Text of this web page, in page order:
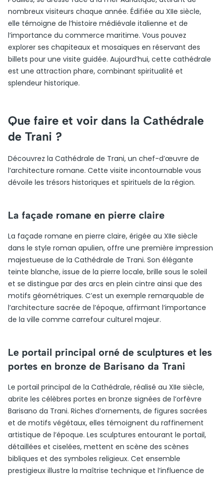
nombreux visiteurs chaque année. Édifiée au XIIe siècle,
elle témoigne de l’histoire médiévale italienne et de
l’importance du commerce maritime. Vous pouvez
explorer ses chapiteaux et mosaïques en réservant des
billets pour une visite guidée. Aujourd’hui, cette cathédrale
est une attraction phare, combinant spiritualité et
splendeur historique.
Que faire et voir dans la Cathédrale
de Trani ?
Découvrez la Cathédrale de Trani, un chef-d’œuvre de
l’architecture romane. Cette visite incontournable vous
dévoile les trésors historiques et spirituels de la région.
La façade romane en pierre claire
La façade romane en pierre claire, érigée au XIIe siècle
dans le style roman apulien, offre une première impression
majestueuse de la Cathédrale de Trani. Son élégante
teinte blanche, issue de la pierre locale, brille sous le soleil
et se distingue par des arcs en plein cintre ainsi que des
motifs géométriques. C’est un exemple remarquable de
l’architecture sacrée de l’époque, affirmant l’importance
de la ville comme carrefour culturel majeur.
Le portail principal orné de sculptures et les
portes en bronze de Barisano da Trani
Le portail principal de la Cathédrale, réalisé au XIIe siècle,
abrite les célèbres portes en bronze signées de l’orfèvre
Barisano da Trani. Riches d’ornements, de figures sacrées
et de motifs végétaux, elles témoignent du raffinement
artistique de l’époque. Les sculptures entourant le portail,
détaillées et ciselées, mettent en scène des scènes
bibliques et des symboles religieux. Cet ensemble
prestigieux illustre la maîtrise technique et l’influence de